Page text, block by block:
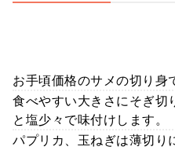
お手頃価格のサメの切り身
食べやすい大きさにそぎ切
と塩少々で味付けします。
パプリカ、玉ねぎは薄切り